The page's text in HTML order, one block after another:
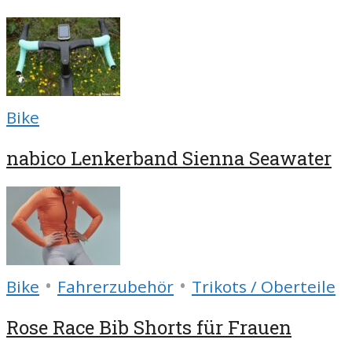
Bike
nabico Lenkerband Sienna Seawater
Bike • Fahrerzubehör • Trikots / Oberteile
Rose Race Bib Shorts für Frauen